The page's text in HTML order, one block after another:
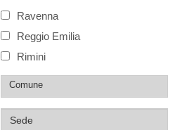
Ravenna
Reggio Emilia
Rimini